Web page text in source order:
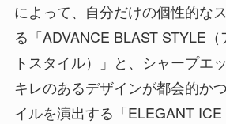
によって、自分だけの個性的な
る「ADVANCE BLAST STYLE
トスタイル）」と、シャープエ
キレのあるデザインが都会的か
イルを演出する「ELEGANT